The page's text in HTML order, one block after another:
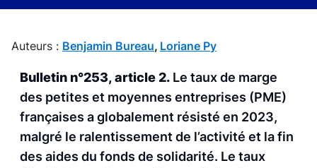
Auteurs : Benjamin Bureau, Loriane Py
Bulletin n°253, article 2. Le taux de marge
des petites et moyennes entreprises (PME)
françaises a globalement résisté en 2023,
malgré le ralentissement de l’activité et la fin
des aides du fonds de solidarité. Le taux